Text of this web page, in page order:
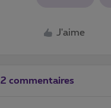
J'aime
2 commentaires